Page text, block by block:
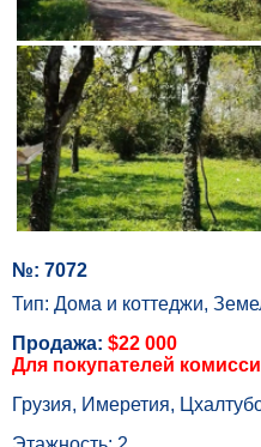
№: 7072
Тип: Дома и коттеджи,
Продажа: $22 000
Для покупателей
Грузия, Имеретия,